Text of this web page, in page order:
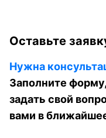
Оставьте
Нужна
Заполните
задать свой
вами в